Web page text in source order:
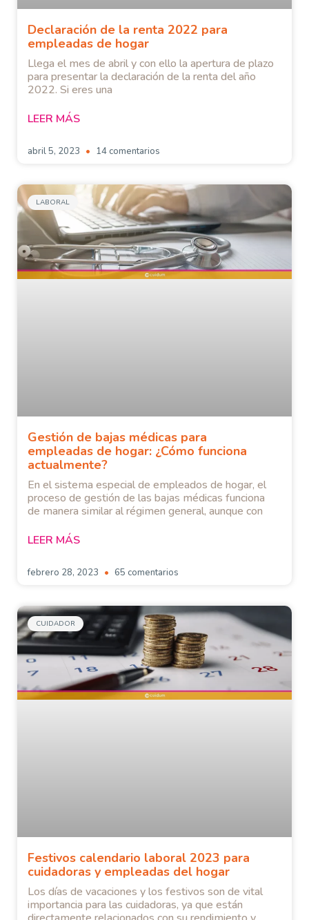
Declaración de la renta 2022 para
empleadas de hogar
Llega el mes de abril y con ello la apertura de plazo
para presentar la declaración de la renta del año
2022. Si eres una
LEER MÁS
abril 5, 2023 14 comentarios
LABORAL
Gestión de bajas médicas para
empleadas de hogar: ¿Cómo funciona
actualmente?
En el sistema especial de empleados de hogar, el
proceso de gestión de las bajas médicas funciona
de manera similar al régimen general, aunque con
LEER MÁS
febrero 28, 2023 65 comentarios
CUIDADOR
Festivos calendario laboral 2023 para
cuidadoras y empleadas del hogar
Los días de vacaciones y los festivos son de vital
importancia para las cuidadoras, ya que están